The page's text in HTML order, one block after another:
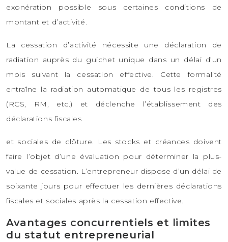
exonération possible sous certaines conditions de
montant et d’activité.
La cessation d’activité nécessite une déclaration de
radiation auprès du guichet unique dans un délai d’un
mois suivant la cessation effective. Cette formalité
entraîne la radiation automatique de tous les registres
(RCS, RM, etc.) et déclenche l’établissement des
déclarations fiscales
et sociales de clôture. Les stocks et créances doivent
faire l’objet d’une évaluation pour déterminer la plus-
value de cessation. L’entrepreneur dispose d’un délai de
soixante jours pour effectuer les dernières déclarations
fiscales et sociales après la cessation effective.
Avantages concurrentiels et limites
du statut entrepreneurial